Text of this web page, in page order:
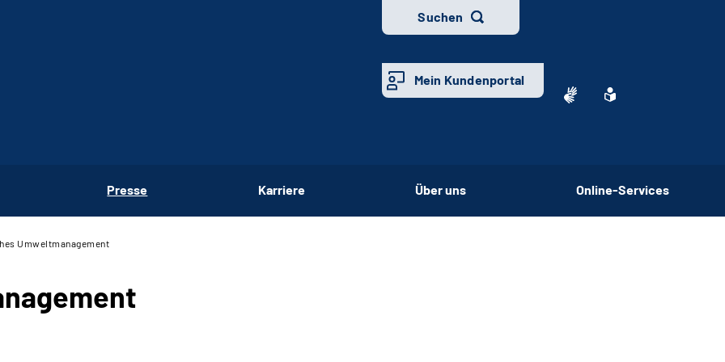
Suchen
Mein Kundenportal
Presse Karriere Über uns Online-Services
Umweltmanagement